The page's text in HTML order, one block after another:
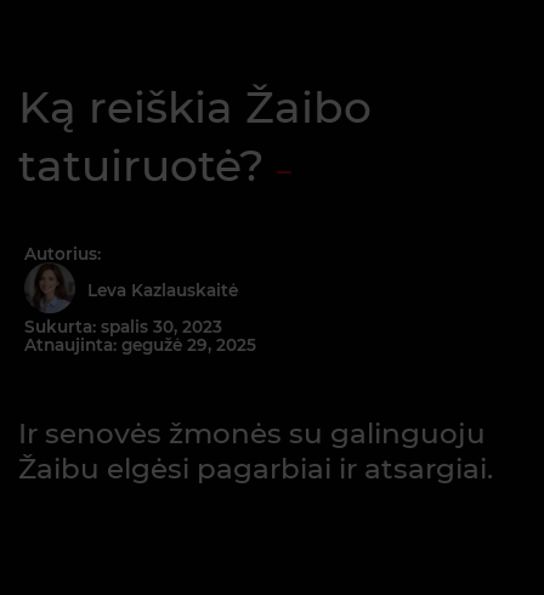
Ką reiškia Žaibo
tatuiruotė?
Autorius:
Leva Kazlauskaitė
Sukurta: spalis 30, 2023
Atnaujinta: gegužė 29, 2025
Ir senovės žmonės su galinguoju
Žaibu elgėsi pagarbiai ir atsargiai.